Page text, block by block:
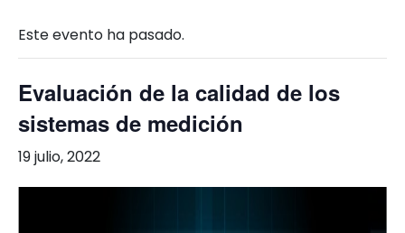
Este evento ha pasado.
Evaluación de la calidad de los
sistemas de medición
19 julio, 2022